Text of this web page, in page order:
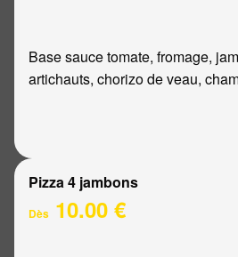
Base sauce tomate, fromage,
artichauts, chorizo de veau,
Pizza 4 jambons
Dès 10.00 €